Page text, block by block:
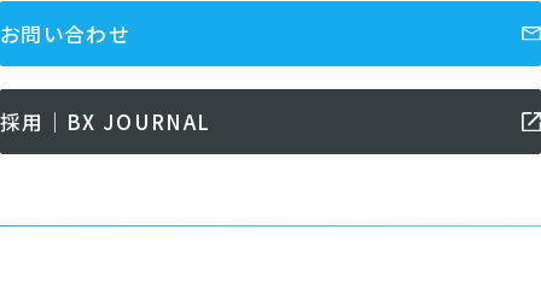
お問い合わせ
採用｜BX JOURNAL